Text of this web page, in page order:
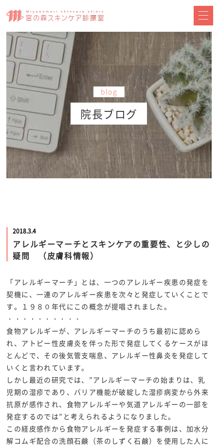
blog
院長ブログ
2018.3.4
アレルギーマーチとスキンケアの重要性、と少しの
疑問 （皮膚科情報）
「アレルギーマーチ」とは、一つのアレルギー疾患の発症を
契機に、一連のアレルギー疾患を次々と発症していくことで
す。１９８０年代にこの概念が提唱されました。
・・・・・・・・・・
食物アレルギーが、アレルギーマーチのうち最初に認めら
れ、アトピー性皮膚炎を伴った形で発症してくるケースがほ
とんどで、その後気管支喘息、アレルギー性鼻炎を発症して
いくと言われています。
しかし最近の研究では、”アレルギーマーチの始まりは、乳
児期の湿疹であり、バリア機能が破綻した湿疹病変から外来
抗原が感作され、食物アレルギーや気道アレルギーの一部を
発症するのでは”と考えられるようになりました。
この経皮感作から食物アレルギーを発症する事例は、加水分
解コムギ配合の洗顔石鹸（茶のしずく石鹸）を使用した人に